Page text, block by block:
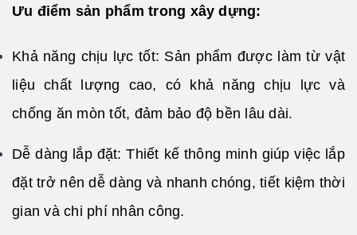
Ưu điểm sản phẩm trong xây dựng:
Khả năng chịu lực tốt: Sản phẩm được làm từ vật
liệu chất lượng cao, có khả năng chịu lực và
chống ăn mòn tốt, đảm bảo độ bền lâu dài.
Dễ dàng lắp đặt: Thiết kế thông minh giúp việc lắp
đặt trở nên dễ dàng và nhanh chóng, tiết kiệm thời
gian và chi phí nhân công.